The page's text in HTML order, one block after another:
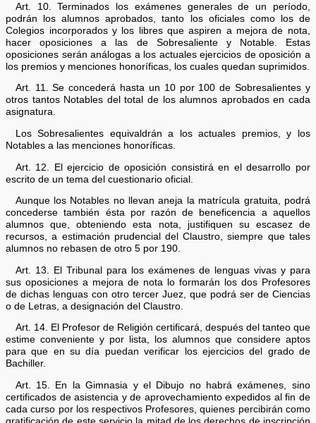
Art. 10. Terminados los exámenes generales de un período,
podrán los alumnos aprobados, tanto los oficiales como los de
Colegios incorporados y los libres que aspiren a mejora de nota,
hacer oposiciones a las de Sobresaliente y Notable. Estas
oposiciones serán análogas a los actuales ejercicios de oposición a
los premios y menciones honoríficas, los cuales quedan suprimidos.
Art. 11. Se concederá hasta un 10 por 100 de Sobresalientes y
otros tantos Notables del total de los alumnos aprobados en cada
asignatura.
Los Sobresalientes equivaldrán a los actuales premios, y los
Notables a las menciones honoríficas.
Art. 12. El ejercicio de oposición consistirá en el desarrollo por
escrito de un tema del cuestionario oficial.
Aunque los Notables no llevan aneja la matrícula gratuita, podrá
concederse también ésta por razón de beneficencia a aquellos
alumnos que, obteniendo esta nota, justifiquen su escasez de
recursos, a estimación prudencial del Claustro, siempre que tales
alumnos no rebasen de otro 5 por 190.
Art. 13. El Tribunal para los exámenes de lenguas vivas y para
sus oposiciones a mejora de nota lo formarán los dos Profesores
de dichas lenguas con otro tercer Juez, que podrá ser de Ciencias
o de Letras, a designación del Claustro.
Art. 14. El Profesor de Religión certificará, después del tanteo que
estime conveniente y por lista, los alumnos que considere aptos
para que en su día puedan verificar los ejercicios del grado de
Bachiller.
Art. 15. En la Gimnasia y el Dibujo no habrá exámenes, sino
certificados de asistencia y de aprovechamiento expedidos al fin de
cada curso por los respectivos Profesores, quienes percibirán como